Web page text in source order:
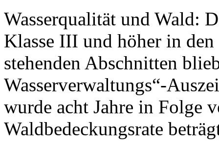
Wasserqualität und Wald:
Klasse III und höher in
stehenden Abschnitten
Wasserverwaltungs“-
wurde acht Jahre in Folge
Waldbedeckungsrate